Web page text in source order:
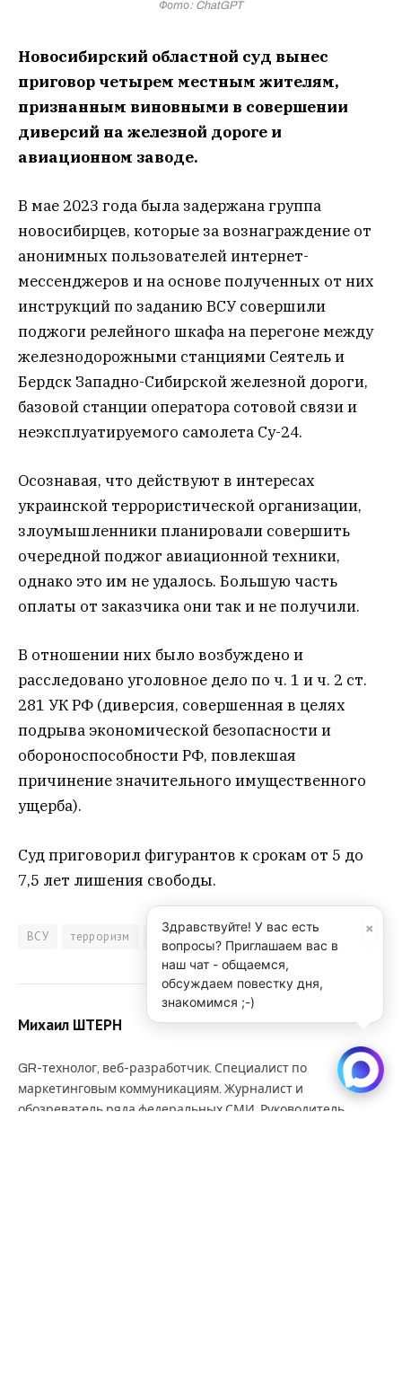
Фото: ChatGPT
Новосибирский областной суд вынес
приговор четырем местным жителям,
признанным виновными в совершении
диверсий на железной дороге и
авиационном заводе.
В мае 2023 года была задержана группа
новосибирцев, которые за вознаграждение от
анонимных пользователей интернет-
мессенджеров и на основе полученных от них
инструкций по заданию ВСУ совершили
поджоги релейного шкафа на перегоне между
железнодорожными станциями Сеятель и
Бердск Западно-Сибирской железной дороги,
базовой станции оператора сотовой связи и
неэксплуатируемого самолета Су-24.
Осознавая, что действуют в интересах
украинской террористической организации,
злоумышленники планировали совершить
очередной поджог авиационной техники,
однако это им не удалось. Большую часть
оплаты от заказчика они так и не получили.
В отношении них было возбуждено и
расследовано уголовное дело по ч. 1 и ч. 2 ст.
281 УК РФ (диверсия, совершенная в целях
подрыва экономической безопасности и
обороноспособности РФ, повлекшая
причинение значительного имущественного
ущерба).
Суд приговорил фигурантов к срокам от 5 до
7,5 лет лишения свободы.
ВСУ терроризм экстремизм
Михаил ШТЕРН
GR-технолог, веб-разработчик. Специалист по
маркетинговым коммуникациям. Журналист и
обозреватель ряда федеральных СМИ. Руководитель
×
Здравствуйте! У вас есть
вопросы? Приглашаем вас в
наш чат - общаемся,
обсуждаем повестку дня,
знакомимся ;-)